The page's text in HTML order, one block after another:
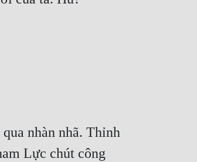
nhàn nhã. Thỉnh
Lực chút công